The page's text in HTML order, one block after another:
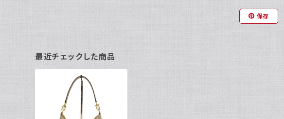
保存
最近チェックした商品